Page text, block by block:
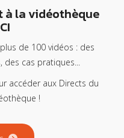
à la vidéothèque
de 100 vidéos : des
des cas pratiques...
accéder aux Directs du
!